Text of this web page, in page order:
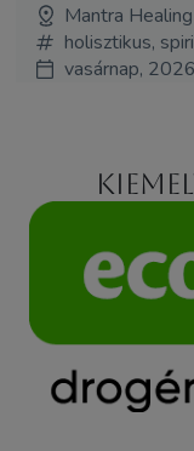
Mantra
holisztikus,
vasárnap,